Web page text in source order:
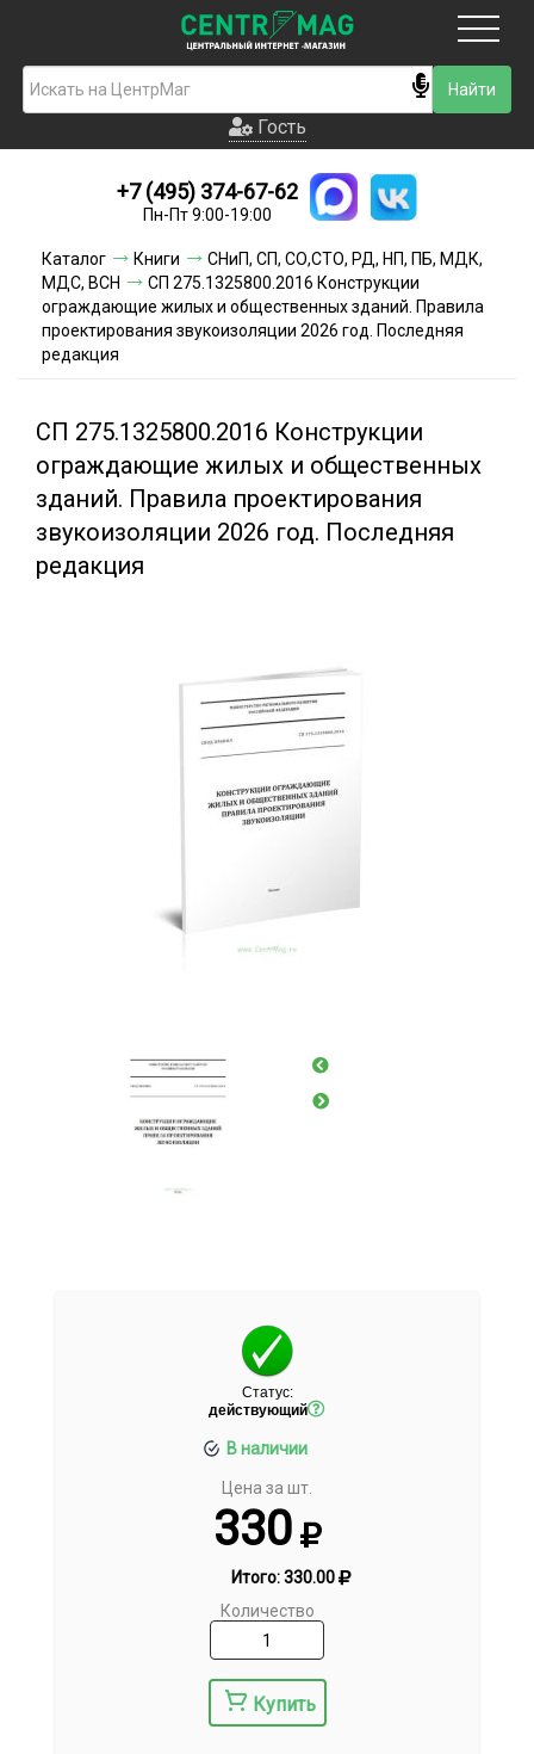
Гость
Новинки
Условия доставки
Условия оплаты
Гость
+7 (495) 374-67-62
Пн-Пт 9:00-19:00
Каталог Книги
СНиП, СП, СО,СТО, РД, НП, ПБ, МДК,
МДС, ВСН
СП 275.1325800.2016 Конструкции
ограждающие жилых и общественных зданий. Правила
проектирования звукоизоляции 2026 год. Последняя
редакция
СП 275.1325800.2016 Конструкции
ограждающие жилых и общественных
зданий. Правила проектирования
звукоизоляции 2026 год. Последняя
редакция
Статус:
действующий
В наличии
Цена за шт.
330
Итого:330.00
Количество
Купить